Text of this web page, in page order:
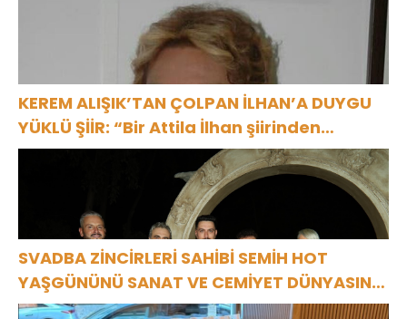
KEREM ALIŞIK’TAN ÇOLPAN İLHAN’A DUYGU
YÜKLÜ ŞİİR: “Bir Attila İlhan şiirinden
çıkmıştı sanki”
SVADBA ZİNCİRLERİ SAHİBİ SEMİH HOT
YAŞGÜNÜNÜ SANAT VE CEMİYET DÜNYASININ
ÜNLÜ İSİMLERİYLE KUTLADI!